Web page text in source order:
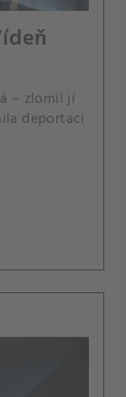
– zlomil jí
deportaci